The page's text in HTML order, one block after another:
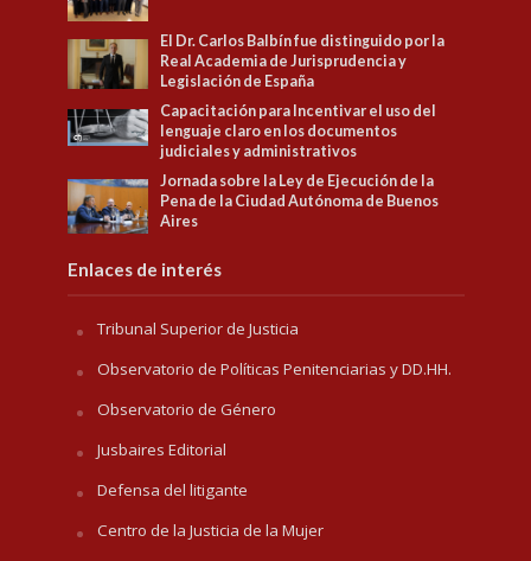
El Dr. Carlos Balbín fue distinguido por la
Real Academia de Jurisprudencia y
Legislación de España
Capacitación para Incentivar el uso del
lenguaje claro en los documentos
judiciales y administrativos
Jornada sobre la Ley de Ejecución de la
Pena de la Ciudad Autónoma de Buenos
Aires
Enlaces de interés
Tribunal Superior de Justicia
Observatorio de Políticas Penitenciarias y DD.HH.
Observatorio de Género
Jusbaires Editorial
Defensa del litigante
Centro de la Justicia de la Mujer